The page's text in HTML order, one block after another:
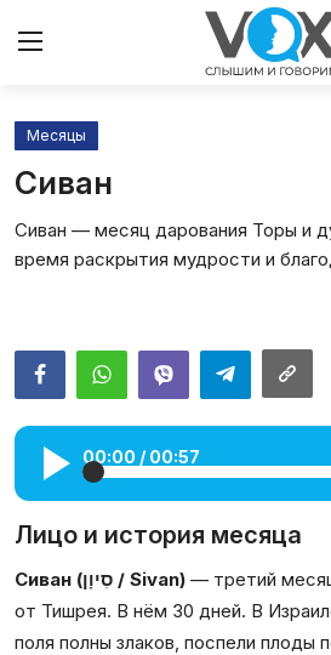
Главная
Община
Культура
Иудаизм
Галерея
Месяцы
Сиван
Сиван — месяц дарования Торы и
время раскрытия мудрости и
00:00 / 00:57
Лицо и история месяца
Сиван (סִיוָן / Sivan) — третий
от Тишрея. В нём 30 дней. В
поля полны злаков, поспели плоды